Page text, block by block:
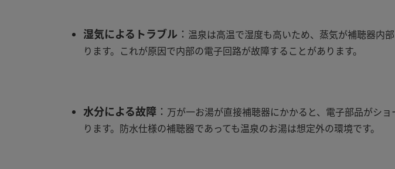
湿気によるトラブル ： 温泉は高温で湿度も高いため、蒸気が補聴器内
ります。これが原因で内部の電子回路が故障することがあります。
水分による故障 ： 万が一お湯が直接補聴器にかかると、電子部品がシ
ります。防水仕様の補聴器であっても温泉のお湯は想定外の環境です。